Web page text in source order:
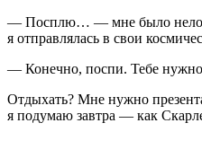
— Посплю… — мне было
я отправлялась в свои
— Конечно, поспи. Тебе нужно
Отдыхать? Мне нужно
я подумаю завтра — как